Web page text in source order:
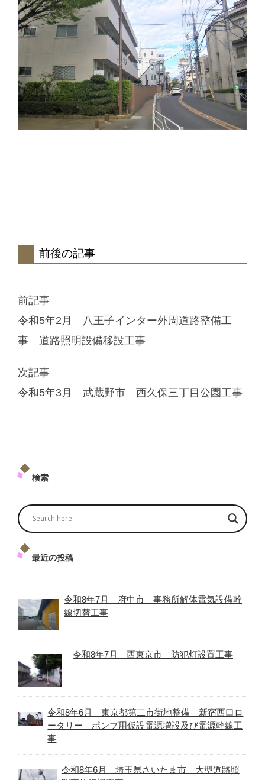
前後の記事
前記事
令和5年2月 八王子インター外周道路整備工
事 道路照明設備移設工事
次記事
令和5年3月 武蔵野市 西久保三丁目公園工事
検索
最近の投稿
令和8年7月 府中市 事務所解体電気設備幹
線切替工事
令和8年7月 西東京市 防犯灯設置工事
令和8年6月 東京都第二市街地整備 新宿西口ロ
ータリー ポンプ用仮設電源増設及び電源幹線工
事
令和8年6月 埼玉県さいたま市 大型道路照